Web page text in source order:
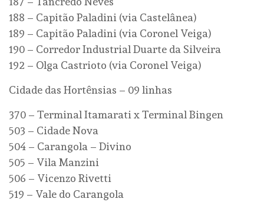
188 – Capitão Paladini (via Castelânea)
189 – Capitão Paladini (via Coronel Veiga)
190 – Corredor Industrial Duarte da Silveira
192 – Olga Castrioto (via Coronel Veiga)
Cidade das Hortênsias – 09 linhas
370 – Terminal Itamarati x Terminal Bingen
503 – Cidade Nova
504 – Carangola – Divino
505 – Vila Manzini
506 – Vicenzo Rivetti
519 – Vale do Carangola